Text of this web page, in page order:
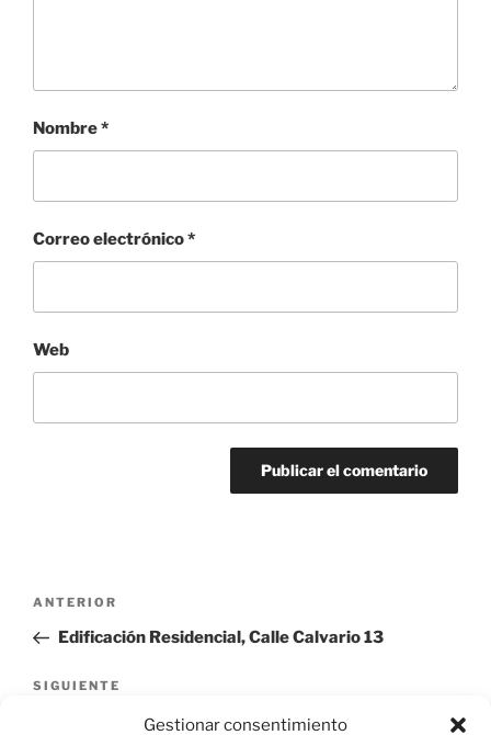
Gestionar consentimiento
Nombre*
Correo electrónico*
Web
Navegación
entradas
Entrada
anterior:
ANTERIOR
Edificación Residencial, Calle Calvario 13
Siguiente
SIGUIENTE
Villa, Calle San Pedro 7